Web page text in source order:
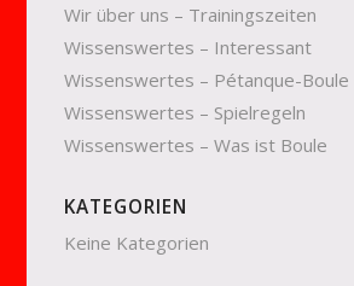
Wir über uns – Trainingszeiten
Wissenswertes – Interessant
Wissenswertes – Pétanque-Boule
Wissenswertes – Spielregeln
Wissenswertes – Was ist Boule
KATEGORIEN
Keine Kategorien